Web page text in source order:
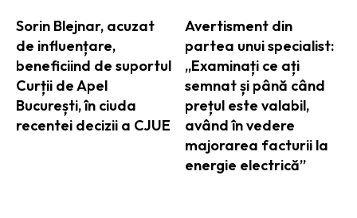
Sorin Blejnar, acuzat
de influențare,
beneficiind de suportul
Curții de Apel
București, în ciuda
recentei decizii a CJUE
Avertisment din
partea unui specialist:
„Examinați ce ați
semnat și până când
prețul este valabil,
având în vedere
majorarea facturii la
energie electrică”